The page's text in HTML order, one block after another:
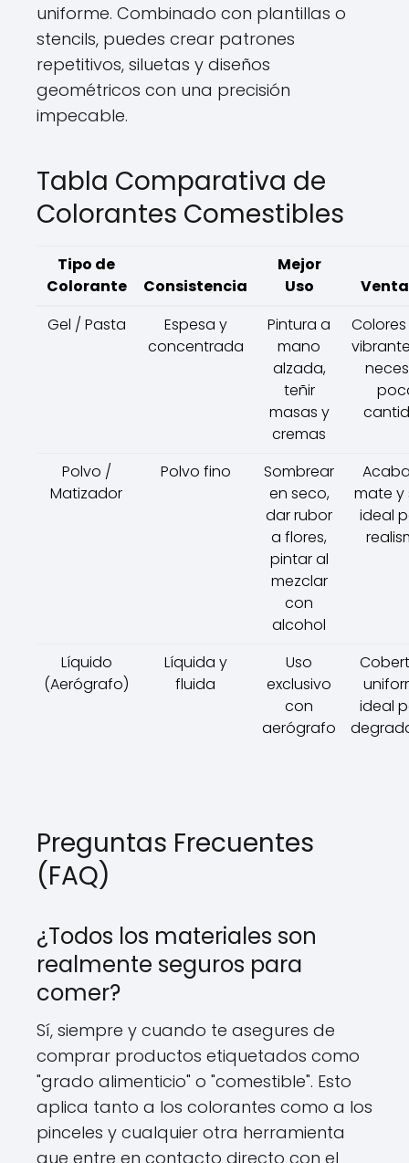
uniforme. Combinado con plantillas o
stencils, puedes crear patrones
repetitivos, siluetas y diseños
geométricos con una precisión
impecable.
Tabla Comparativa de
Colorantes Comestibles
Tipo de
Colorante
Consistencia
Mejor
Uso
Gel / Pasta
Espesa y
concentrada
Pintura a
mano
alzada,
teñir
masas y
cremas
Polvo /
Matizador
Polvo fino
Sombrear
en seco,
dar rubor
a flores,
pintar al
mezclar
con
alcohol
mate y
ideal
Líquido
(Aerógrafo)
Líquida y
fluida
Uso
exclusivo
con
aerógrafo
ideal
Preguntas Frecuentes
(FAQ)
¿Todos los materiales son
realmente seguros para
comer?
Sí, siempre y cuando te asegures de
comprar productos etiquetados como
"grado alimenticio" o "comestible". Esto
aplica tanto a los colorantes como a los
pinceles y cualquier otra herramienta
que entre en contacto directo con el